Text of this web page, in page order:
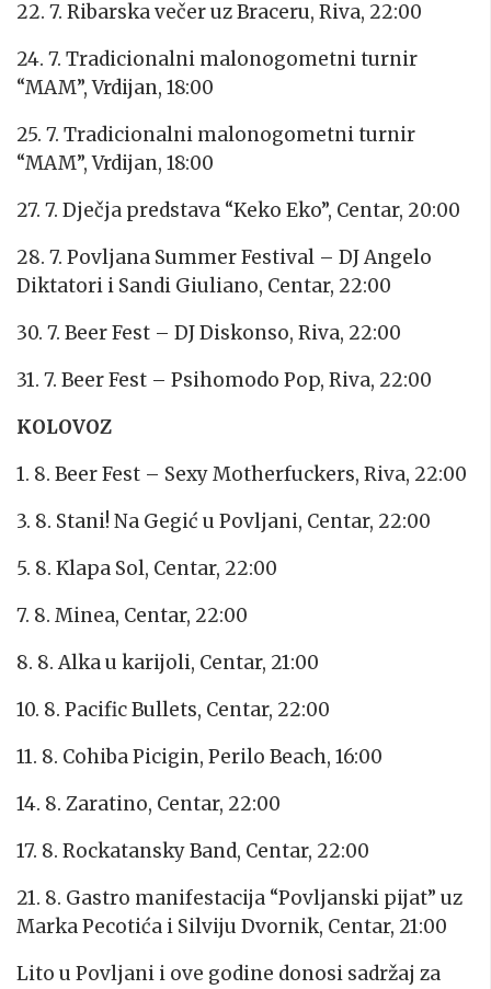
22. 7. Ribarska večer uz Braceru, Riva, 22:00
24. 7. Tradicionalni malonogometni turnir
“MAM”, Vrdijan, 18:00
25. 7. Tradicionalni malonogometni turnir
“MAM”, Vrdijan, 18:00
27. 7. Dječja predstava “Keko Eko”, Centar, 20:00
28. 7. Povljana Summer Festival – DJ Angelo
Diktatori i Sandi Giuliano, Centar, 22:00
30. 7. Beer Fest – DJ Diskonso, Riva, 22:00
31. 7. Beer Fest – Psihomodo Pop, Riva, 22:00
KOLOVOZ
1. 8. Beer Fest – Sexy Motherfuckers, Riva, 22:00
3. 8. Stani! Na Gegić u Povljani, Centar, 22:00
5. 8. Klapa Sol, Centar, 22:00
7. 8. Minea, Centar, 22:00
8. 8. Alka u karijoli, Centar, 21:00
10. 8. Pacific Bullets, Centar, 22:00
11. 8. Cohiba Picigin, Perilo Beach, 16:00
14. 8. Zaratino, Centar, 22:00
17. 8. Rockatansky Band, Centar, 22:00
21. 8. Gastro manifestacija “Povljanski pijat” uz
Marka Pecotića i Silviju Dvornik, Centar, 21:00
Lito u Povljani i ove godine donosi sadržaj za